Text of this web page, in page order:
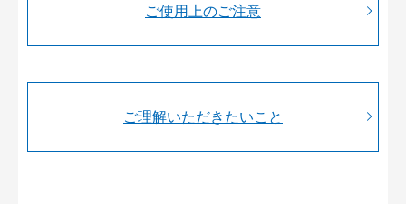
ご使用上のご注意
ご理解いただきたいこと